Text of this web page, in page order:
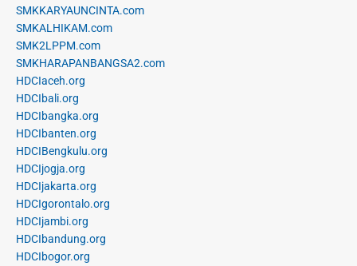
SMKKARYAUNCINTA.com
SMKALHIKAM.com
SMK2LPPM.com
SMKHARAPANBANGSA2.com
HDCIaceh.org
HDCIbali.org
HDCIbangka.org
HDCIbanten.org
HDCIBengkulu.org
HDCIjogja.org
HDCIjakarta.org
HDCIgorontalo.org
HDCIjambi.org
HDCIbandung.org
HDCIbogor.org